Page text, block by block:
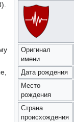
Оригинал
имени
Дата рождения
Место
рождения
Страна
происхождения